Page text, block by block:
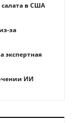
в США
за
экспертная
ИИ